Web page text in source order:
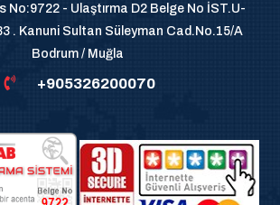
No:9722 - Ulaştırma D2 Belge No İST.U-
. Kanuni Sultan Süleyman Cad.No.15/A
Bodrum / Muğla
+905326200070